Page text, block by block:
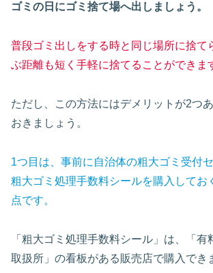
ゴミの日にゴミ捨て場へ出しましょう。
普段ゴミ出しをする時と同じ場所に捨て
ぶ距離も短く手軽に捨てることができま
ただし、この方法にはデメリットが2つ
おきましょう。
1つ目は、事前に自治体の粗大ゴミ受付
粗大ゴミ処理手数料シールを購入してお
点です。
「粗大ゴミ処理手数料シール」は、「有
取扱所」の看板がある販売店で購入でき